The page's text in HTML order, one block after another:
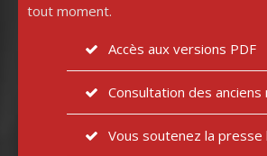
tout moment.
Accès aux versions PDF
Consultation des anciens
Vous soutenez la presse